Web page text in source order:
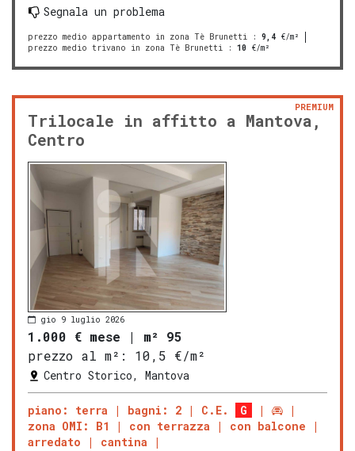
Segnala un problema
prezzo medio appartamento in zona Tè Brunetti : 9,4 €/m²
prezzo medio trivano in zona Tè Brunetti : 10 €/m²
Trilocale in affitto a Mantova,
Centro
PREMIUM
gio 9 luglio 2026
1.000 € mese | m² 95
prezzo al m²:
10,5 €/m²
Centro Storico, Mantova
piano: terra bagni: 2 C.E.
G
zona OMI: B1
con terrazza
con balcone
arredato
cantina